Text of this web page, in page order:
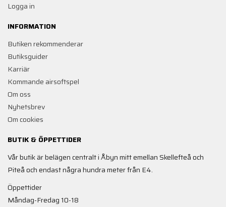
Logga in
INFORMATION
Butiken rekommenderar
Butiksguider
Karriär
Kommande airsoftspel
Om oss
Nyhetsbrev
Om cookies
BUTIK & ÖPPETTIDER
Vår butik är belägen centralt i Åbyn mitt emellan Skellefteå och
Piteå och endast några hundra meter från E4.
Öppettider
Måndag-Fredag 10-18